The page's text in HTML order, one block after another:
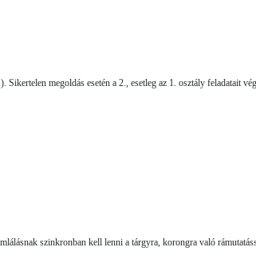
megoldás esetén a 2., esetleg az 1. osztály felada­tait
szinkronban kell lenni a tárgyra, korongra való